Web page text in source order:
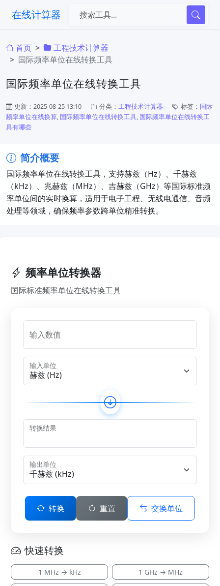
在线计算器
首页
工程技术计算器
国际频率单位在线转换工具
国际频率单位在线转换工具
更新：2025-08-25 13:10 分类： 工程技术计算器 标签： 国际
频率单位在线换算, 国际频率单位在线转换工具, 国际频率单位在线转换工
具有哪些
简介概要
国际频率单位在线转换工具，支持赫兹（Hz）、千赫兹
（kHz）、兆赫兹（MHz）、吉赫兹（GHz）等国际标准频
率单位间的实时换算，适用于电子工程、无线电通信、音频
处理等领域，确保频率参数跨单位精准转换。
频率单位转换器
国际标准频率单位在线转换工具
输入数值
输入单位
转换结果
输出单位
转换 重置 交换单位
快速转换
1 MHz → kHz 1 GHz → MHz